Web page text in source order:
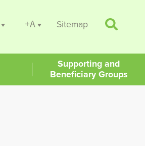
+A Sitemap
Supporting and
Beneficiary Groups